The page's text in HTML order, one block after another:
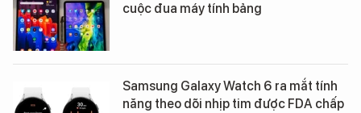
cuộc đua máy tính bảng
Samsung Galaxy Watch 6 ra mắt tính
năng theo dõi nhịp tim được FDA chấp